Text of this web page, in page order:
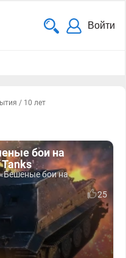
Войти
/ 10 лет
бои на
бои на
25